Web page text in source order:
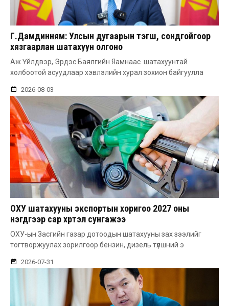
Г.Дамдинням: Улсын дугаарын тэгш, сондгойгоор
хязгаарлан шатахуун олгоно
Аж Үйлдвэр, Эрдэс Баялгийн Яамнаас шатахуунтай
холбоотой асуудлаар хэвлэлийн хурал зохион байгуулла
2026-08-03
ОХУ шатахууны экспортын хоригоо 2027 оны
нэгдүгээр сар хүртэл сунгажээ
ОХУ-ын Засгийн газар дотоодын шатахууны зах зээлийг
тогтворжуулах зорилгоор бензин, дизель түлшний э
2026-07-31